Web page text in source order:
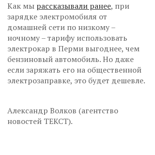
Как мы рассказывали ранее, при
зарядке электромобиля от
домашней сети по низкому –
ночному – тарифу использовать
электрокар в Перми выгоднее, чем
бензиновый автомобиль. Но даже
если заряжать его на общественной
электрозаправке, это будет дешевле.
Александр Волков (агентство
новостей ТЕКСТ).